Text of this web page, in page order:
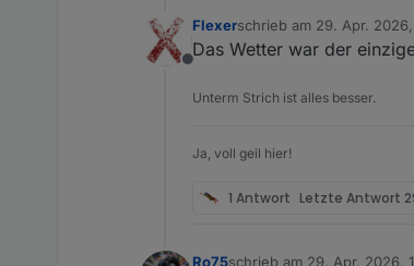
Offline
Flexerschrieb am 29. Apr.
zuletzt editiert von
Das Wetter war der
Unterm Strich ist alles besser.
Ja, voll geil hier!
1 Antwort Letzte Antwort
Ro75schrieb am 29. Apr. 2026,